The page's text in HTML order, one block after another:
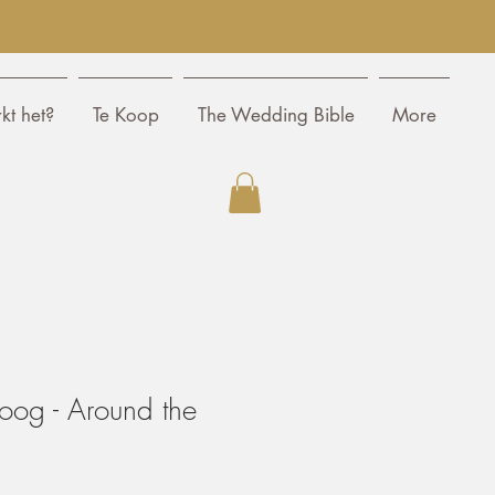
het? Te Koop The Wedding Bible More
- Around the